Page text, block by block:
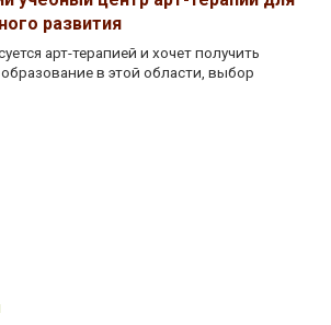
развития
арт-терапией и хочет получить
в этой области, выбор